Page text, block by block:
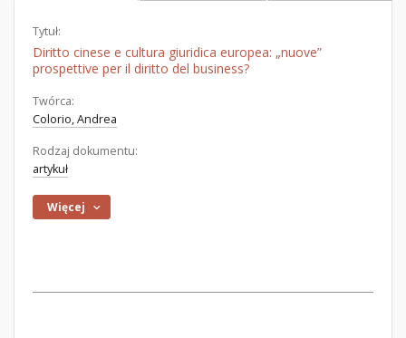
Tytuł:
Diritto cinese e cultura giuridica europea: „nuove”
prospettive per il diritto del business?
Twórca:
Colorio, Andrea
Rodzaj dokumentu:
artykuł
Więcej